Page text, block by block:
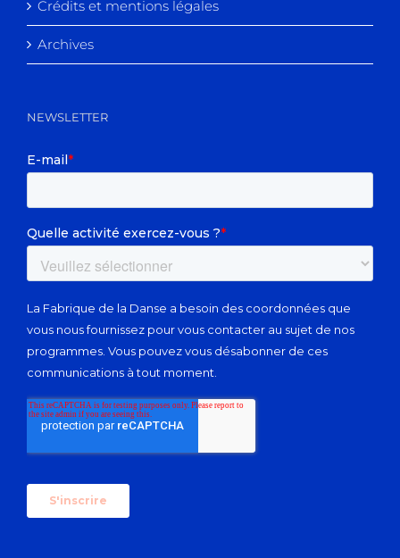
Crédits et mentions légales
Archives
NEWSLETTER